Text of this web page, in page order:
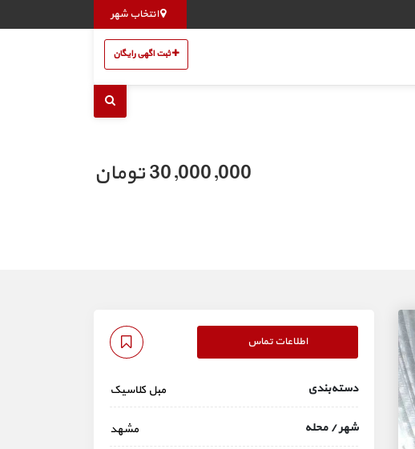
انتخاب شهر
ثبت اگهی رایگان
30,000,000 تومان
اطلاعات تماس
دسته‌بندی مبل کلاسیک
شهر / محله مشهد